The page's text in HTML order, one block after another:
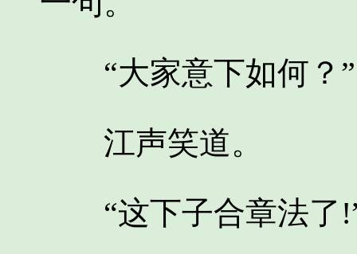
“大家意下如何？”
江声笑道。
“这下子合章法了